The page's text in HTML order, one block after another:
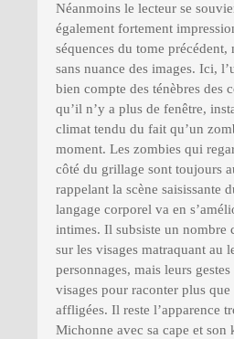
Néanmoins le lecteur se
également fortement
séquences du tome
sans nuance des images. Ici,
bien compte des ténèbres des
qu’il n’y a plus de fenêtre,
climat tendu du fait qu’un
moment. Les zombies qui
côté du grillage sont toujours
rappelant la scène saisissante
langage corporel va en
intimes. Il subsiste un nombre
sur les visages matraquant au
personnages, mais leurs
visages pour raconter plus
affligées. Il reste l’apparence
Michonne avec sa cape et son